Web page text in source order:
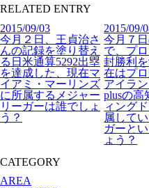
RELATED ENTRY
2015/09/03
今月２日、王貞治さ
んの記録を塗り替え
る日米通算5292出塁
を達成した、現在マ
イアミ・マーリンズ
に所属するメジャー
リーガーは誰でしょ
う？
2015/09/
今月７
で、プ
封勝利
在はプ
アイラ
plusの高
ィング
属して
ガーと
ょう？
CATEGORY
AREA